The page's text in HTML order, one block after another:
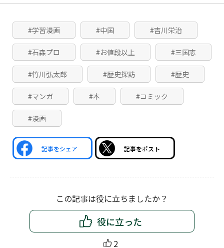
#学習漫画 #中国 #吉川栄治
#石森プロ #お値段以上 #三国志
#竹川弘太郎 #歴史探訪 #歴史
#マンガ #本 #コミック
#漫画
記事をシェア 記事をポスト
この記事は役に立ちましたか？
役に立った
2